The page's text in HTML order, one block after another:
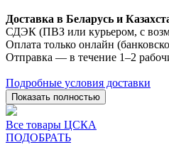
Доставка в Беларусь и
СДЭК (ПВЗ или курьером, с
Оплата только онлайн
Отправка — в течение 1–2
Подробные условия доставки
Показать полностью
Все товары ЦСКА
ПОДОБРАТЬ